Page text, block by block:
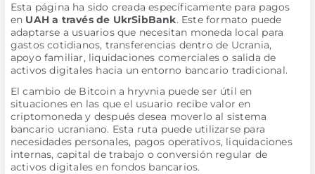
Esta página ha sido creada específicamente para pagos
en UAH a través de UkrSibBank. Este formato puede
adaptarse a usuarios que necesitan moneda local para
gastos cotidianos, transferencias dentro de Ucrania,
apoyo familiar, liquidaciones comerciales o salida de
activos digitales hacia un entorno bancario tradicional.
El cambio de Bitcoin a hryvnia puede ser útil en
situaciones en las que el usuario recibe valor en
criptomoneda y después desea moverlo al sistema
bancario ucraniano. Esta ruta puede utilizarse para
necesidades personales, pagos operativos, liquidaciones
internas, capital de trabajo o conversión regular de
activos digitales en fondos bancarios.